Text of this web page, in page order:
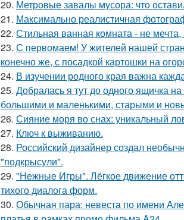
20. Метровые завалы мусора: что
21. Максимально реалистичная
22. Стильная ванная комната - не мечта,
23. С первомаем! У жителей нашей
конечно же, с посадкой картошки на
24. В изучении родного края важна
25. Добралась я тут до одного ящичка
большими и маленькими, старыми и
26. Сияние моря во снах: уникальный
27. Ключ к выживанию.
28. Российский дизайнер создал
"подкрысули".
29. "Нежные Игры". Лёгкое движение
тихого диалога форм.
30. Обычная пара: невеста по имени